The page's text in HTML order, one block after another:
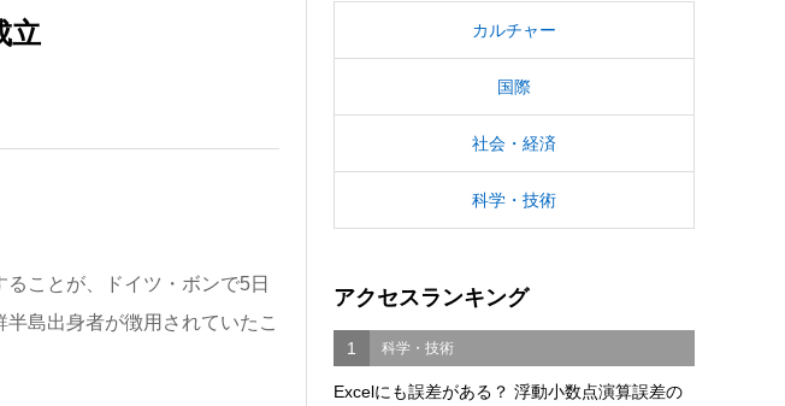
立
ことが、ドイツ・ボンで5日
島出身者が徴用されていたこ
カルチャー
国際
社会・経済
科学・技術
アクセスランキング
1 科学・技術
Excelにも誤差がある？ 浮動小数点演算誤差の